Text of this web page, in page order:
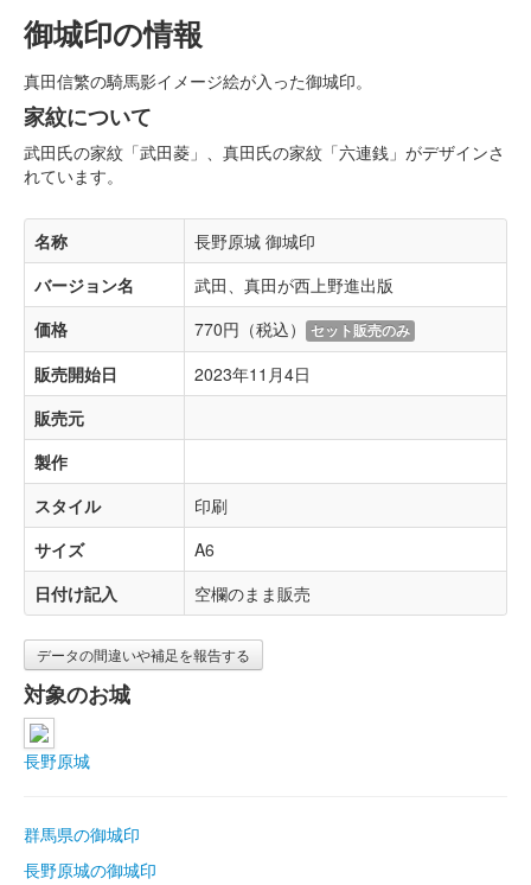
御城印の情報
真田信繁の騎馬影イメージ絵が入った御城印。
家紋について
武田氏の家紋「武田菱」、真田氏の家紋「六連銭」がデザインさ
れています。
名称
長野原城 御城印
バージョン名
武田、真田が西上野進出版
価格
770円（税込） セット販売のみ
販売開始日
2023年11月4日
販売元
製作
スタイル
印刷
サイズ
A6
日付け記入
空欄のまま販売
データの間違いや補足を報告する
対象のお城
長野原城
群馬県の御城印
長野原城の御城印